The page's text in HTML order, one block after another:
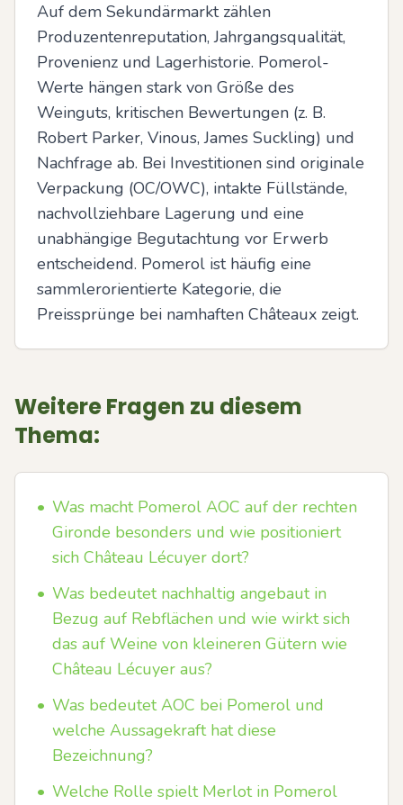
Auf dem Sekundärmarkt zählen
Produzentenreputation, Jahrgangsqualität,
Provenienz und Lagerhistorie. Pomerol-
Werte hängen stark von Größe des
Weinguts, kritischen Bewertungen (z. B.
Robert Parker, Vinous, James Suckling) und
Nachfrage ab. Bei Investitionen sind originale
Verpackung (OC/OWC), intakte Füllstände,
nachvollziehbare Lagerung und eine
unabhängige Begutachtung vor Erwerb
entscheidend. Pomerol ist häufig eine
sammlerorientierte Kategorie, die
Preissprünge bei namhaften Châteaux zeigt.
Weitere Fragen zu diesem
Thema:
• Was macht Pomerol AOC auf der rechten
Gironde besonders und wie positioniert
sich Château Lécuyer dort?
• Was bedeutet nachhaltig angebaut in
Bezug auf Rebflächen und wie wirkt sich
das auf Weine von kleineren Gütern wie
Château Lécuyer aus?
• Was bedeutet AOC bei Pomerol und
welche Aussagekraft hat diese
Bezeichnung?
• Welche Rolle spielt Merlot in Pomerol